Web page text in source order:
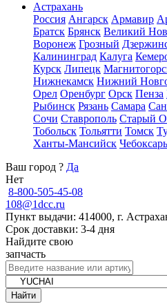
Астрахань
Россия Ангарск Армавир
Братск Брянск Великий
Воронеж Грозный
Калининград Калуга
Курск Липецк
Нижнекамск Нижний
Орел Оренбург Орск Пенза
Рыбинск Рязань Самара
Сочи Ставрополь Старый
Тобольск Тольятти Томск
Ханты-Мансийск
Ваш город ? Да
Нет
8-800-505-45-08
108@1dcc.ru
Пункт выдачи: 414000, г.
Срок доставки: 3-4 дня
Найдите свою
запчасть